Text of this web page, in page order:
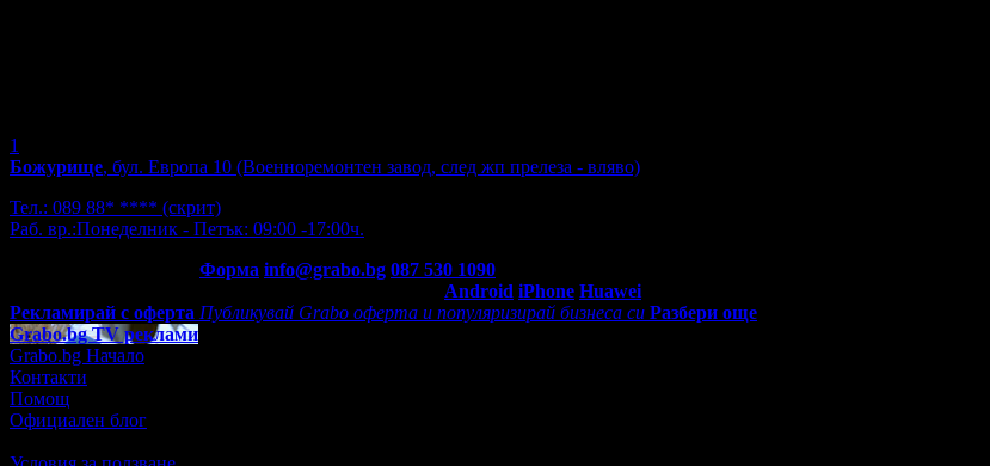
1
Божурище, бул. Европа 10 (Военноремонтен завод, след жп прелеза - вляво)
Тел.: 089 88* **** (скрит)
Раб. вр.:Понеделник - Петък: 09:00 -17:00ч.
Форма info@grabo.bg 087 530 1090
Android iPhone Huawei
Рекламирай с оферта Публикувай Grabo оферта и популяризирай бизнеса си Разбери още
Grabo.bg TV реклами
Grabo.bg Начало
Контакти
Помощ
Официален блог